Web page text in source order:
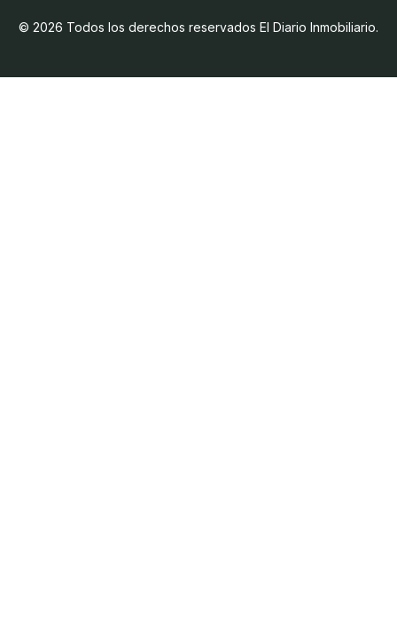
© 2026 Todos los derechos reservados El Diario Inmobiliario.